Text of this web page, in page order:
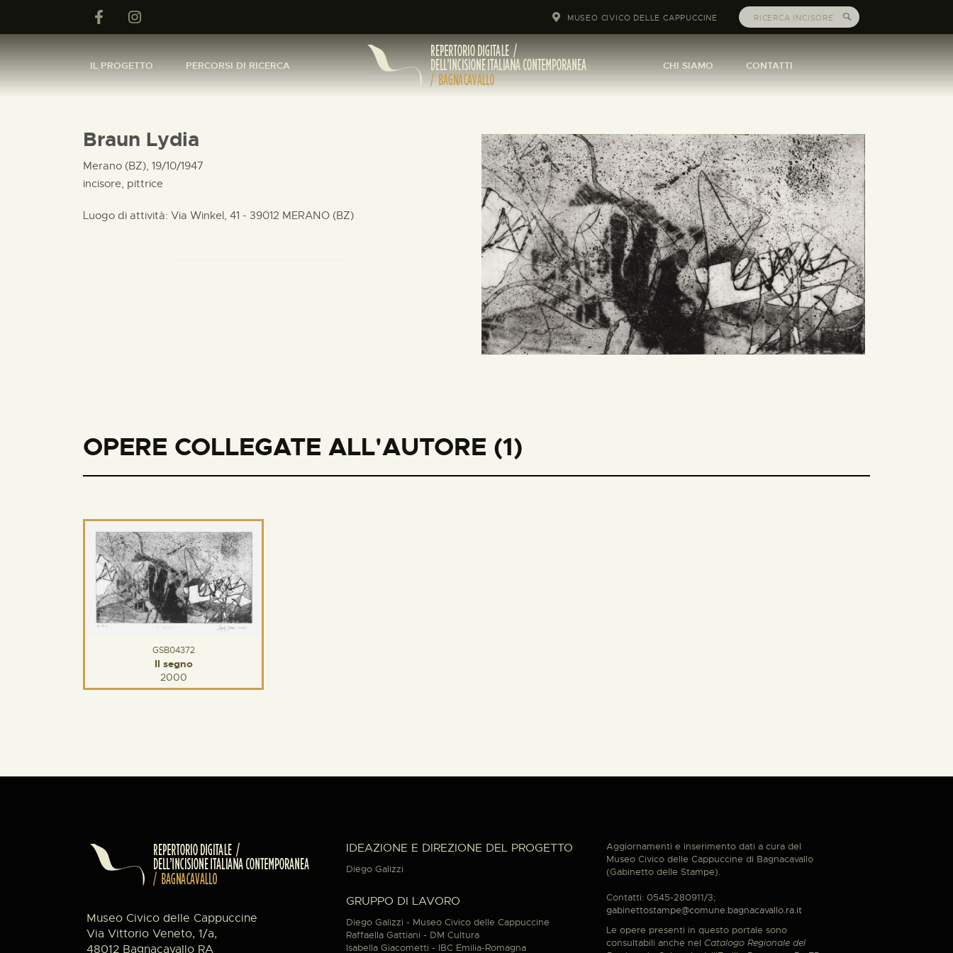
MUSEO CIVICO DELLE CAPPUCCINE
IL PROGETTO PERCORSI DI RICERCA CHI SIAMO CONTATTI
Braun Lydia
Merano (BZ), 19/10/1947
incisore, pittrice
Luogo di attività: Via Winkel, 41 - 39012 MERANO (BZ)
OPERE COLLEGATE ALL'AUTORE (1)
GSB04372
Il segno
2000
Museo Civico delle Cappuccine
Via Vittorio Veneto, 1/a,
48012 Bagnacavallo RA
IDEAZIONE E DIREZIONE DEL PROGETTO
Diego Galizzi
GRUPPO DI LAVORO
Diego Galizzi - Museo Civico delle Cappuccine
Raffaella Gattiani - DM Cultura
Isabella Giacometti - IBC Emilia-Romagna
Aggiornamenti e inserimento dati a cura del
Museo Civico delle Cappuccine di Bagnacavallo
(Gabinetto delle Stampe).
Contatti: 0545-280911/3;
gabinettostampe@comune.bagnacavallo.ra.it
Le opere presenti in questo portale sono
consultabili anche nel Catalogo Regionale del